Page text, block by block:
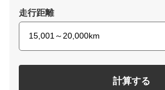
走行距離
計算する